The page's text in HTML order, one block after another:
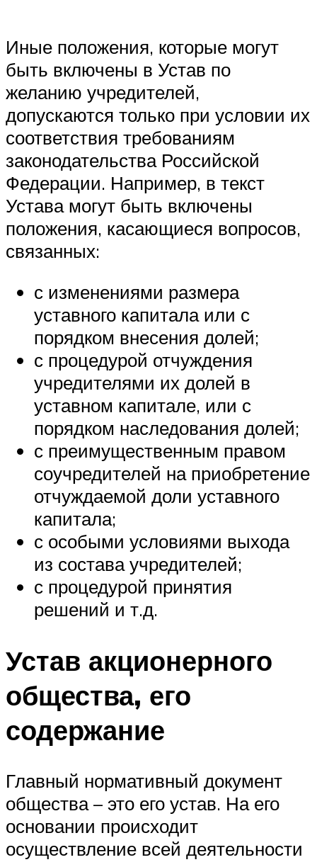
Иные положения, которые могут
быть включены в Устав по
желанию учредителей,
допускаются только при условии их
соответствия требованиям
законодательства Российской
Федерации. Например, в текст
Устава могут быть включены
положения, касающиеся вопросов,
связанных:
с изменениями размера
уставного капитала или с
порядком внесения долей;
с процедурой отчуждения
учредителями их долей в
уставном капитале, или с
порядком наследования долей;
с преимущественным правом
соучредителей на приобретение
отчуждаемой доли уставного
капитала;
с особыми условиями выхода
из состава учредителей;
с процедурой принятия
решений и т.д.
Устав акционерного
общества, его
содержание
Главный нормативный документ
общества – это его устав. На его
основании происходит
осуществление всей деятельности